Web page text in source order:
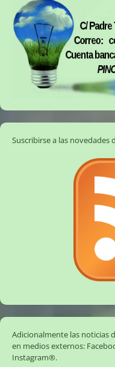
Suscribirse a las novedades
Adicionalmente las noticias
en medios externos:
Instagram®.